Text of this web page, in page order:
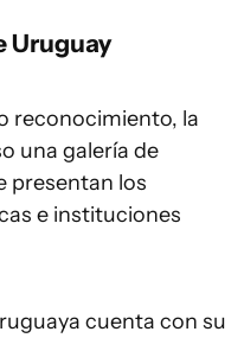
Uruguay
reconocimiento, la
una galería de
presentan los
e instituciones
cuenta con su